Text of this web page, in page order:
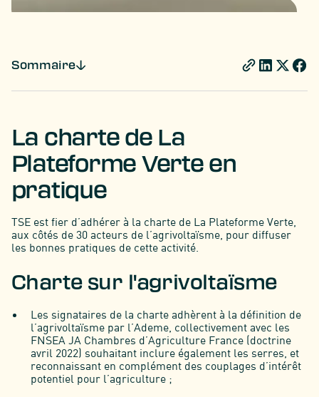
Sommaire
La charte de La
Plateforme Verte en
pratique
TSE est fier d’adhérer à la charte de La Plateforme Verte,
aux côtés de 30 acteurs de l’agrivoltaïsme, pour diffuser
les bonnes pratiques de cette activité.
Charte sur l'agrivoltaïsme
Les signataires de la charte adhèrent à la définition de
l’agrivoltaïsme par l’Ademe, collectivement avec les
FNSEA JA Chambres d’Agriculture France (doctrine
avril 2022) souhaitant inclure également les serres, et
reconnaissant en complément des couplages d’intérêt
potentiel pour l’agriculture ;